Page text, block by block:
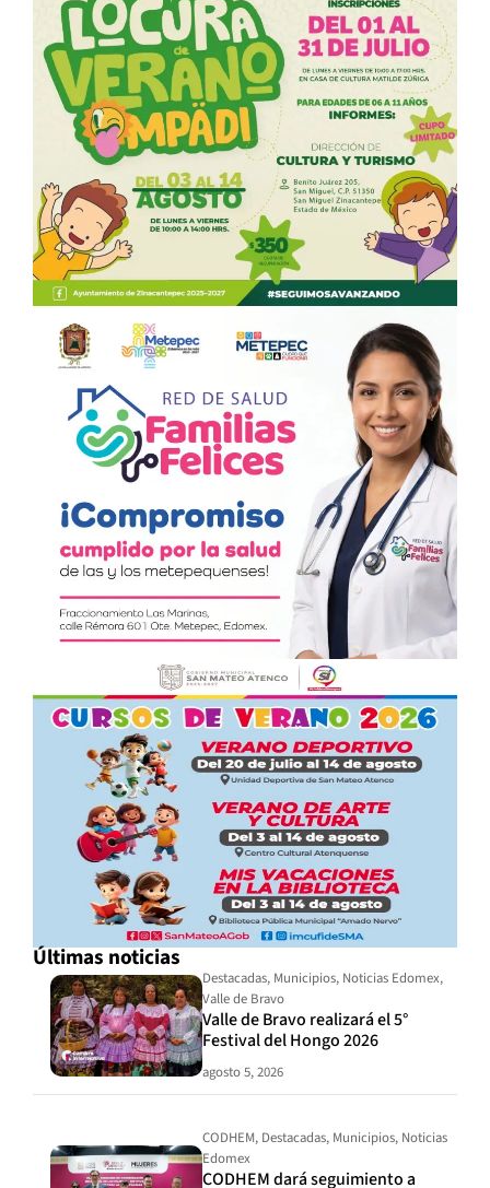
Últimas noticias
Destacadas, Municipios, Noticias Edomex,
Valle de Bravo
Valle de Bravo realizará el 5°
Festival del Hongo 2026
agosto 5, 2026
CODHEM, Destacadas, Municipios, Noticias
Edomex
CODHEM dará seguimiento a